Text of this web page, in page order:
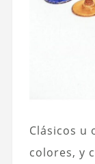
Clásicos u
colores, y